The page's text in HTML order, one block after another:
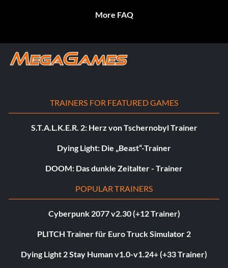
More FAQ
TRAINERS FOR FEATURED GAMES
S.T.A.L.K.E.R. 2: Herz von Tschernobyl Trainer
Dying Light: Die „Beast“-Trainer
DOOM: Das dunkle Zeitalter - Trainer
POPULAR TRAINERS
Cyberpunk 2077 v2.30 (+12 Trainer)
PLITCH Trainer für Euro Truck Simulator 2
Dying Light 2 Stay Human v1.0-v1.24+ (+33 Trainer)